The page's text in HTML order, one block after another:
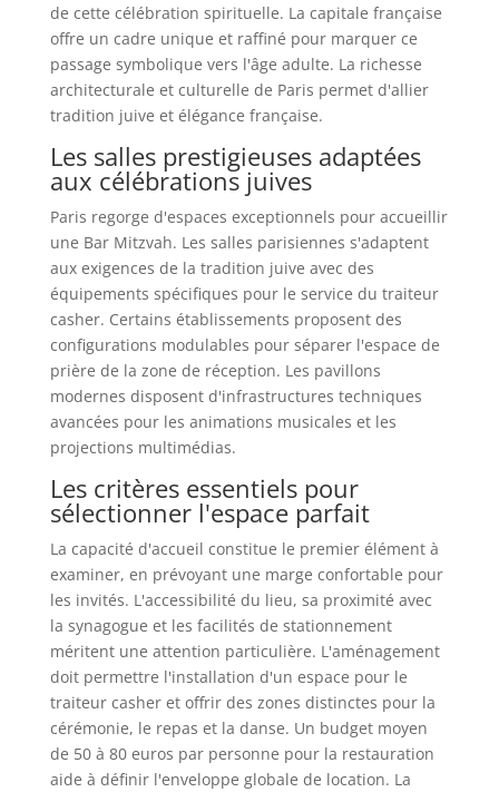
de cette célébration spirituelle. La capitale française
offre un cadre unique et raffiné pour marquer ce
passage symbolique vers l'âge adulte. La richesse
architecturale et culturelle de Paris permet d'allier
tradition juive et élégance française.
Les salles prestigieuses adaptées
aux célébrations juives
Paris regorge d'espaces exceptionnels pour accueillir
une Bar Mitzvah. Les salles parisiennes s'adaptent
aux exigences de la tradition juive avec des
équipements spécifiques pour le service du traiteur
casher. Certains établissements proposent des
configurations modulables pour séparer l'espace de
prière de la zone de réception. Les pavillons
modernes disposent d'infrastructures techniques
avancées pour les animations musicales et les
projections multimédias.
Les critères essentiels pour
sélectionner l'espace parfait
La capacité d'accueil constitue le premier élément à
examiner, en prévoyant une marge confortable pour
les invités. L'accessibilité du lieu, sa proximité avec
la synagogue et les facilités de stationnement
méritent une attention particulière. L'aménagement
doit permettre l'installation d'un espace pour le
traiteur casher et offrir des zones distinctes pour la
cérémonie, le repas et la danse. Un budget moyen
de 50 à 80 euros par personne pour la restauration
aide à définir l'enveloppe globale de location. La